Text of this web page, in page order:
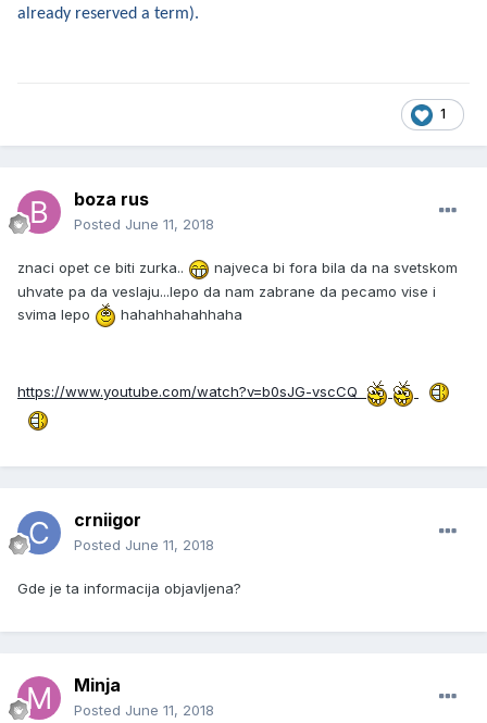
already reserved a term).
1
boza rus
Posted June 11, 2018
znaci opet ce biti zurka..
najveca bi fora bila da na svetskom
uhvate pa da veslaju...lepo da nam zabrane da pecamo vise i
svima lepo
hahahhahahhaha
https://www.youtube.com/watch?v=b0sJG-vscCQ
crniigor
Posted June 11, 2018
Gde je ta informacija objavljena?
Minja
Posted June 11, 2018